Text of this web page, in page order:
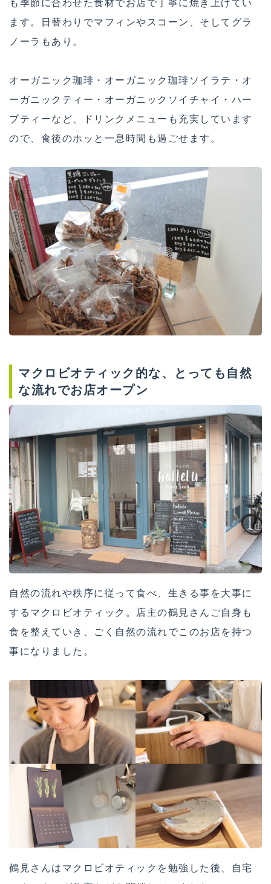
ます。日替わりでマフィンやスコーン、そしてグラ
ノーラもあり。
オーガニック珈琲・オーガニック珈琲ソイラテ・オ
ーガニックティー・オーガニックソイチャイ・ハー
ブティーなど、ドリンクメニューも充実しています
ので、食後のホッと一息時間も過ごせます。
マクロビオティック的な、とっても自然
な流れでお店オープン
自然の流れや秩序に従って食べ、生きる事を大事に
するマクロビオティック。店主の鶴見さんご自身も
食を整えていき、ごく自然の流れでこのお店を持つ
事になりました。
鶴見さんはマクロビオティックを勉強した後、自宅